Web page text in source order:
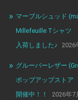
マーブルシュッド
Millefeuille Tシャツ
入荷しました♪
2026
グルーバーレザー
ポップアップストア
開催中！！
2026年7